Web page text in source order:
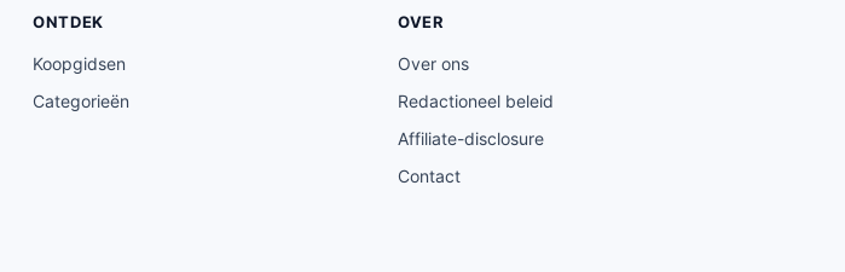
ONTDEK
Koopgidsen
Categorieën
OVER
Over ons
Redactioneel beleid
Affiliate-disclosure
Contact